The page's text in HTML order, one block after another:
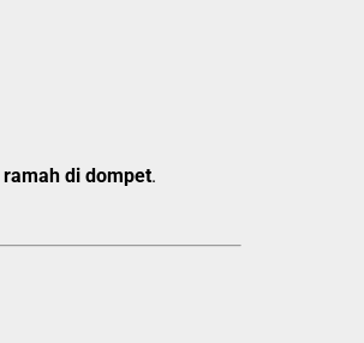
ramah di dompet.